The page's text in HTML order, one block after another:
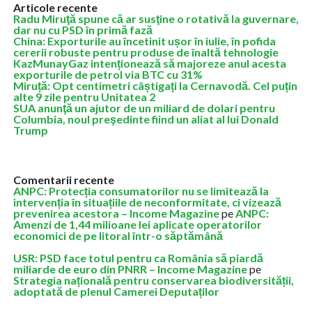
Articole recente
Radu Miruţă spune că ar susţine o rotativă la guvernare,
dar nu cu PSD în primă fază
China: Exporturile au încetinit ușor în iulie, în pofida
cererii robuste pentru produse de înaltă tehnologie
KazMunayGaz intenționează să majoreze anul acesta
exporturile de petrol via BTC cu 31%
Miruță: Opt centimetri câștigați la Cernavodă. Cel puțin
alte 9 zile pentru Unitatea 2
SUA anunţă un ajutor de un miliard de dolari pentru
Columbia, noul preşedinte fiind un aliat al lui Donald
Trump
Comentarii recente
ANPC: Protecția consumatorilor nu se limitează la
intervenția în situațiile de neconformitate, ci vizează
prevenirea acestora – Income MagazinepeANPC:
Amenzi de 1,44 milioane lei aplicate operatorilor
economici de pe litoral într-o săptămână
USR: PSD face totul pentru ca România să piardă
miliarde de euro din PNRR – Income Magazinepe
Strategia națională pentru conservarea biodiversității,
adoptată de plenul Camerei Deputaților